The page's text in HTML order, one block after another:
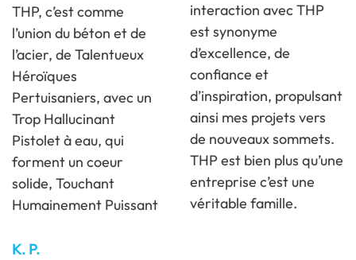
interaction avec THP
est synonyme
d’excellence, de
confiance et
d’inspiration, propulsant
ainsi mes projets vers
de nouveaux sommets.
THP est bien plus qu’une
entreprise c’est une
véritable famille.
THP, c’est comme
l’union du béton et de
l’acier, de Talentueux
Héroïques
Pertuisaniers, avec un
Trop Hallucinant
Pistolet à eau, qui
forment un coeur
solide, Touchant
Humainement Puissant
K. P.